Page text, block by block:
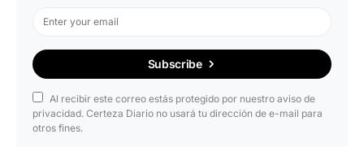
Subscribe
Al recibir este correo estás protegido por nuestro aviso de
privacidad. Certeza Diario no usará tu dirección de e-mail para
otros fines.